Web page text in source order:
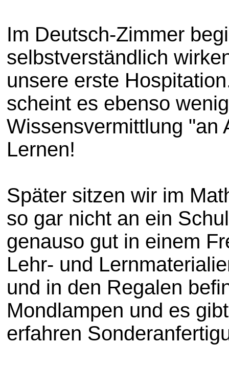
Im Deutsch-Zimmer
selbstverständlich
unsere erste
scheint es ebenso
Wissensvermittlung "an
Lernen!
Später sitzen wir im
so gar nicht an ein
genauso gut in einem
Lehr- und
und in den Regalen
Mondlampen und es
erfahren